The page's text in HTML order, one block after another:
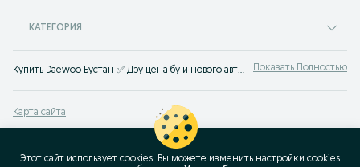
КАТЕГОРИЯ
Купить Daewoo Бустан ✅ Дэу цена бу и нового авто ☝ Большой выбор автомобилей по выгодным ценам на OLX.uz (ранее Torg.uz) Показать Полностью
Карта сайта
Карта бизнес-страницы
Этот сайт использует cookies. Вы можете изменить настройки cookies